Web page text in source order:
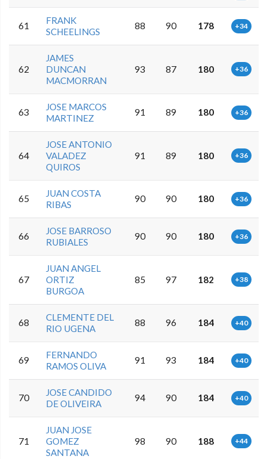
61
FRANK
SCHEELINGS
88 90 178 +34
62
JAMES
DUNCAN
MACMORRAN
93 87 180 +36
63
JOSE MARCOS
MARTINEZ
91 89 180 +36
64
JOSE ANTONIO
VALADEZ
QUIROS
91 89 180 +36
65
JUAN COSTA
RIBAS
90 90 180 +36
66
JOSE BARROSO
RUBIALES
90 90 180 +36
67
JUAN ANGEL
ORTIZ
BURGOA
85 97 182 +38
68
CLEMENTE DEL
RIO UGENA
88 96 184 +40
69
FERNANDO
RAMOS OLIVA
91 93 184 +40
70
JOSE CANDIDO
DE OLIVEIRA
94 90 184 +40
71
JUAN JOSE
GOMEZ
SANTANA
98 90 188 +44